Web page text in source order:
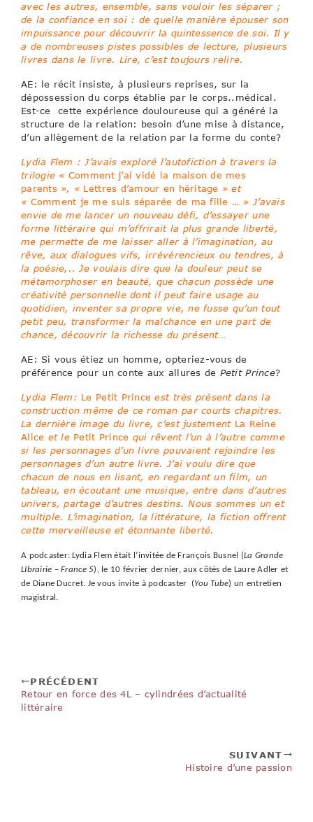
avec les autres, ensemble, sans vouloir les séparer ;
de la confiance en soi : de quelle manière épouser son
impuissance pour découvrir la quintessence de soi. Il y
a de nombreuses pistes possibles de lecture, plusieurs
livres dans le livre. Lire, c’est toujours relire.
AE: le récit insiste, à plusieurs reprises, sur la
dépossession du corps établie par le corps..médical.
Est-ce cette expérience douloureuse qui a généré la
structure de la relation: besoin d’une mise à distance,
d’un allègement de la relation par la forme du conte?
Lydia Flem : J’avais exploré l’autofiction à travers la
trilogie « Comment j’ai vidé la maison de mes
parents», « Lettres d’amour en héritage » et
« Comment je me suis séparée de ma fille … » J’avais
envie de me lancer un nouveau défi, d’essayer une
forme littéraire qui m’offrirait la plus grande liberté,
me permette de me laisser aller à l’imagination, au
rêve, aux dialogues vifs, irrévérencieux ou tendres, à
la poésie,.. Je voulais dire que la douleur peut se
métamorphoser en beauté, que chacun possède une
créativité personnelle dont il peut faire usage au
quotidien, inventer sa propre vie, ne fusse qu’un tout
petit peu, transformer la malchance en une part de
chance, découvrir la richesse du présent…
AE: Si vous étiez un homme, opteriez-vous de
préférence pour un conte aux allures de Petit Prince?
Lydia Flem: Le Petit Prince est très présent dans la
construction même de ce roman par courts chapitres.
La dernière image du livre, c’est justement La Reine
Alice et le Petit Prince qui rêvent l’un à l’autre comme
si les personnages d’un livre pouvaient rejoindre les
personnages d’un autre livre. J’ai voulu dire que
chacun de nous en lisant, en regardant un film, un
tableau, en écoutant une musique, entre dans d’autres
univers, partage d’autres destins. Nous sommes un et
multiple. L’imagination, la littérature, la fiction offrent
cette merveilleuse et étonnante liberté.
A podcaster: Lydia Flem était l’invitée de François Busnel (La Grande
LIbrairie – France 5), le 10 février dernier, aux côtés de Laure Adler et
de Diane Ducret. Je vous invite à podcaster (You Tube) un entretien
magistral.
PRÉCÉDENT
Retour en force des 4L – cylindrées d’actualité
littéraire
SUIVANT
Histoire d’une passion